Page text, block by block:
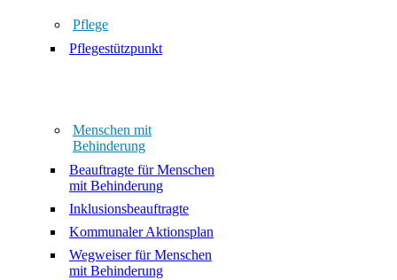
Pflege
Pflegestützpunkt
Menschen mit
Behinderung
Beauftragte für Menschen
mit Behinderung
Inklusionsbeauftragte
Kommunaler Aktionsplan
Wegweiser für Menschen
mit Behinderung